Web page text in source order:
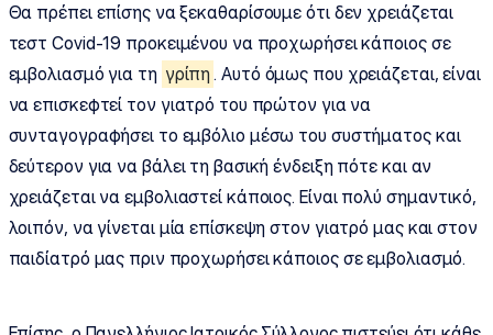
Θα πρέπει επίσης να ξεκαθαρίσουμε ότι δεν χρειάζεται
τεστ Covid-19 προκειμένου να προχωρήσει κάποιος σε
εμβολιασμό για τη γρίπη . Αυτό όμως που χρειάζεται, είναι
να επισκεφτεί τον γιατρό του πρώτον για να
συνταγογραφήσει το εμβόλιο μέσω του συστήματος και
δεύτερον για να βάλει τη βασική ένδειξη πότε και αν
χρειάζεται να εμβολιαστεί κάποιος. Είναι πολύ σημαντικό,
λοιπόν, να γίνεται μία επίσκεψη στον γιατρό μας και στον
παιδίατρό μας πριν προχωρήσει κάποιος σε εμβολιασμό.